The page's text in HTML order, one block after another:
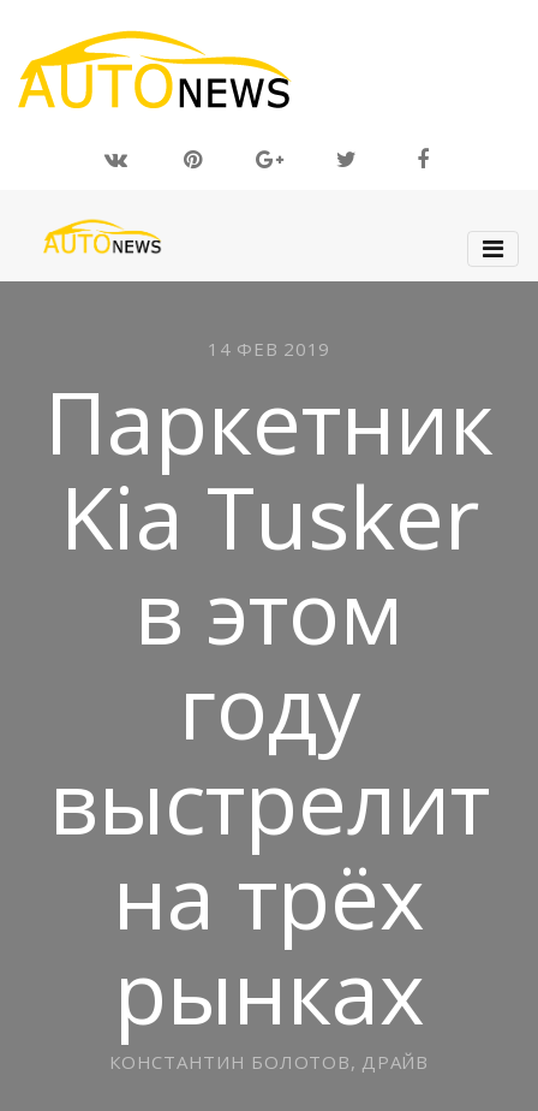
14 ФЕВ 2019
Паркетник
Kia Tusker
в этом
году
выстрелит
на трёх
рынках
КОНСТАНТИН БОЛОТОВ, ДРАЙВ